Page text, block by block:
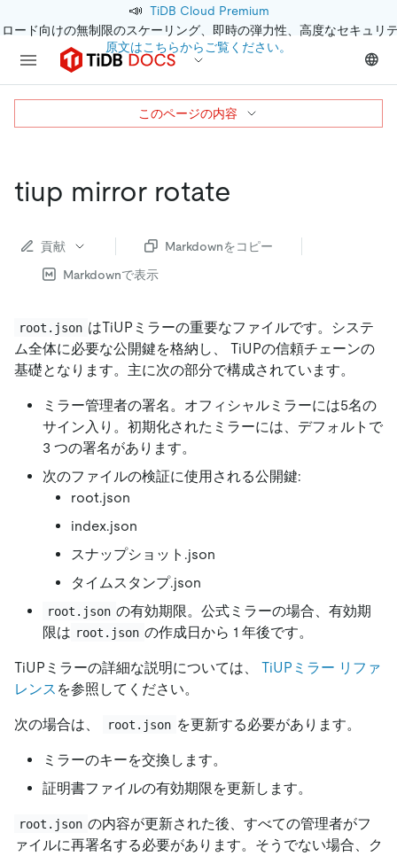
📣 TiDB Cloud Premium
ード向けの無制限のスケーリング、即時の弾力性、高度なセキュリ
原文はこちらからご覧ください。
tiup mirror rotate
貢献
Markdownをコピー
Markdownで表示
root.json はTiUPミラーの重要なファイルです。システ
ム全体に必要な公開鍵を格納し、 TiUPの信頼チェーンの
基礎となります。主に次の部分で構成されています。
ミラー管理者の署名。オフィシャルミラーには5名の
サイン入り。初期化されたミラーには、デフォルトで
3 つの署名があります。
次のファイルの検証に使用される公開鍵:
root.json
index.json
スナップショット.json
タイムスタンプ.json
root.json の有効期限。公式ミラーの場合、有効期
限は root.json の作成日から 1 年後です。
TiUPミラーの詳細な説明については、 TiUPミラー リファ
レンス を参照してください。
次の場合は、 root.json を更新する必要があります。
ミラーのキーを交換します。
証明書ファイルの有効期限を更新します。
root.json の内容が更新された後、すべての管理者がフ
ァイルに再署名する必要があります。そうでない場合、ク
このページの内容